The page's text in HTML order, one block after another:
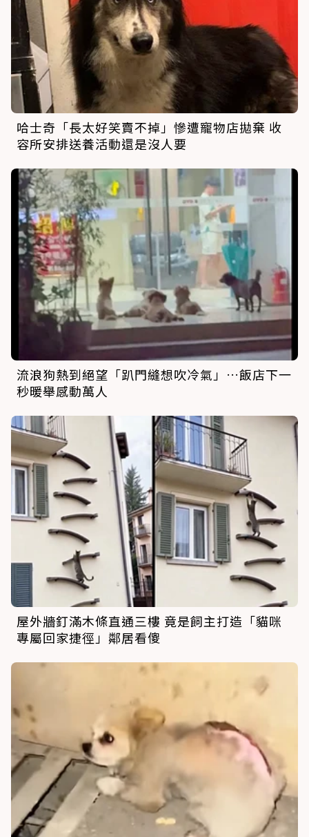
哈士奇「長太好笑賣不掉」慘遭寵物店拋棄 收
容所安排送養活動還是沒人要
流浪狗熱到絕望「趴門縫想吹冷氣」…飯店下一
秒暖舉感動萬人
屋外牆釘滿木條直通三樓 竟是飼主打造「貓咪
專屬回家捷徑」鄰居看傻